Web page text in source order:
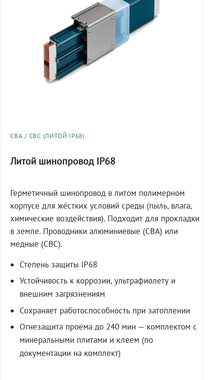
СВА / СВС (ЛИТОЙ IP68)
Литой шинопровод IP68
Герметичный шинопровод в литом полимерном
корпусе для жёстких условий среды (пыль, влага,
химические воздействия). Подходит для прокладки
в земле. Проводники алюминиевые (СВА) или
медные (СВС).
Степень защиты IP68
Устойчивость к коррозии, ультрафиолету и
внешним загрязнениям
Сохраняет работоспособность при затоплении
Огнезащита проёма до 240 мин — комплектом с
минеральными плитами и клеем (по
документации на комплект)